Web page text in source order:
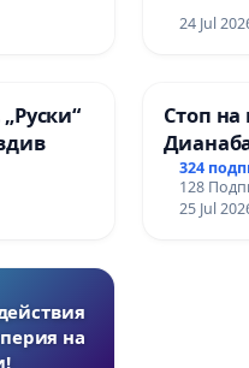
24 Jul
Стоп на
324
128
25 Jul
на